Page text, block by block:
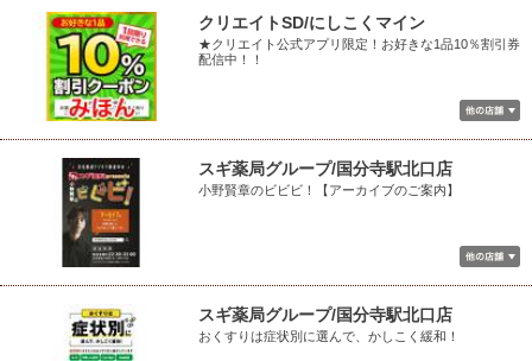
クリエイトSD/にしこくマイン
★クリエイト公式アプリ限定！お好きな1品10％割引券
配信中！！
スギ薬局グループ/国分寺駅北口店
小野賢章のビビビ！【アーカイブのご案内】
スギ薬局グループ/国分寺駅北口店
おくすりは症状別に選んで、かしこく緩和！